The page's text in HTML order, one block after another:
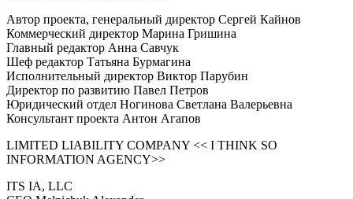
Автор проекта, генеральный директор Сергей Кайнов
Коммерческий директор Марина Гришина
Главный редактор Анна Савчук
Шеф редактор Татьяна Бурмагина
Исполнительный директор Виктор Парубин
Директор по развитию Павел Петров
Юридический отдел Ногинова Светлана Валерьевна
Консультант проекта Антон Агапов
LIMITED LIABILITY COMPANY << I THINK SO
INFORMATION AGENCY>>
ITS IA, LLC